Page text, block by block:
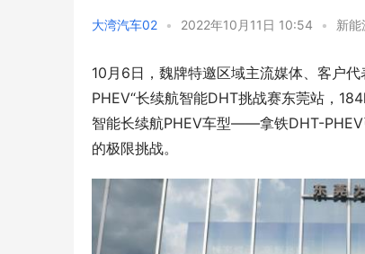
大湾汽车02 • 2022年10月11日 10:54 • 新能
10月6日，魏牌特邀区域主流媒体、客户
PHEV“长续航智能DHT挑战赛东莞站，
智能长续航PHEV车型——拿铁DHT-PHEV
的极限挑战。